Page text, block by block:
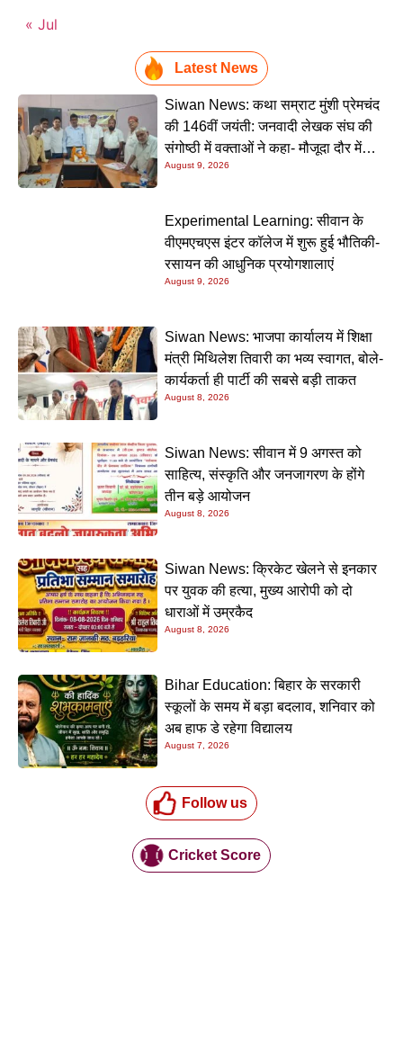
« Jul
Latest News
Siwan News: कथा सम्राट मुंशी प्रेमचंद
की 146वीं जयंती: जनवादी लेखक संघ की
संगोष्ठी में वक्ताओं ने कहा- मौजूदा दौर में
प्रेमचंद की रचनाएं और अधिक प्रासंगिक
August 9, 2026
Experimental Learning: सीवान के
वीएमएचएस इंटर कॉलेज में शुरू हुई भौतिकी-
रसायन की आधुनिक प्रयोगशालाएं
August 9, 2026
Siwan News: भाजपा कार्यालय में शिक्षा
मंत्री मिथिलेश तिवारी का भव्य स्वागत, बोले-
कार्यकर्ता ही पार्टी की सबसे बड़ी ताकत
August 8, 2026
Siwan News: सीवान में 9 अगस्त को
साहित्य, संस्कृति और जनजागरण के होंगे
तीन बड़े आयोजन
August 8, 2026
Siwan News: क्रिकेट खेलने से इनकार
पर युवक की हत्या, मुख्य आरोपी को दो
धाराओं में उम्रकैद
August 8, 2026
Bihar Education: बिहार के सरकारी
स्कूलों के समय में बड़ा बदलाव, शनिवार को
अब हाफ डे रहेगा विद्यालय
August 7, 2026
Follow us
Cricket Score